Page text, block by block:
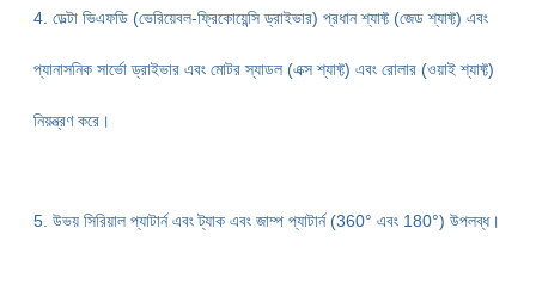
4. ডেল্টা ভিএফডি (ভেরিয়েবল-ফ্রিকোয়েন্সি ড্রাইভার) প্রধান শ্যাফ্ট (জেড শ্যাফ্ট) এবং
প্যানাসনিক সার্ভো ড্রাইভার এবং মোটর স্যাডল (এক্স শ্যাফ্ট) এবং রোলার (ওয়াই শ্যাফ্ট)
নিয়ন্ত্রণ করে।
5. উভয় সিরিয়াল প্যাটার্ন এবং ট্যাক এবং জাম্প প্যাটার্ন (360° এবং 180°) উপলব্ধ।